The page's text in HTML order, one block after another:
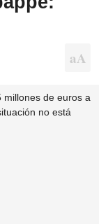
millones de euros a
no está